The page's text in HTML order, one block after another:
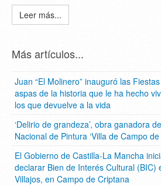
Leer más...
Más artículos...
Juan “El Molinero” inauguró las
aspas de la historia que le ha hecho
los que devuelve a la vida
‘Delirio de grandeza’, obra ganadora
Nacional de Pintura ‘Villa de Campo de
El Gobierno de Castilla-La Mancha
declarar Bien de Interés Cultural (BIC)
Villajos, en Campo de Criptana